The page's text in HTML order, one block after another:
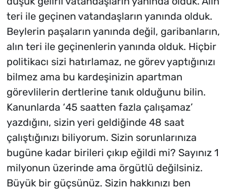
teri ile geçinen vatandaşların yanında olduk.
Beylerin paşaların yanında değil, garibanların,
alın teri ile geçinenlerin yanında olduk. Hiçbir
politikacı sizi hatırlamaz, ne görev yaptığınızı
bilmez ama bu kardeşinizin apartman
görevlilerin dertlerine tanık olduğunu bilin.
Kanunlarda ‘45 saatten fazla çalışamaz’
yazdığını, sizin yeri geldiğinde 48 saat
çalıştığınızı biliyorum. Sizin sorunlarınıza
bugüne kadar birileri çıkıp eğildi mi? Sayınız 1
milyonun üzerinde ama örgütlü değilsiniz.
Büyük bir güçsünüz. Sizin hakkınızı ben